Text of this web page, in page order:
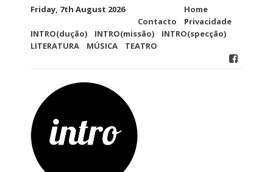
Friday, 7th August 2026
Contacto
Home
Privacidade
INTRO(dução)
INTRO(missão)
INTRO(specção)
LITERATURA
MÚSICA TEATRO